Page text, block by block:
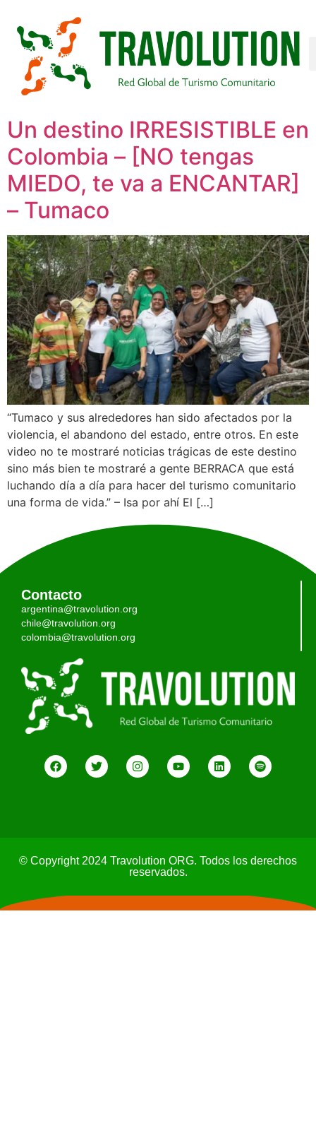
Un destino IRRESISTIBLE en
Colombia – [NO tengas
MIEDO, te va a ENCANTAR]
– Tumaco
“Tumaco y sus alrededores han sido afectados por la
violencia, el abandono del estado, entre otros. En este
video no te mostraré noticias trágicas de este destino
sino más bien te mostraré a gente BERRACA que está
luchando día a día para hacer del turismo comunitario
una forma de vida.” – Isa por ahí El […]
Contacto
argentina@travolution.org
chile@travolution.org
colombia@travolution.org
© Copyright 2024 Travolution ORG. Todos los derechos
reservados.